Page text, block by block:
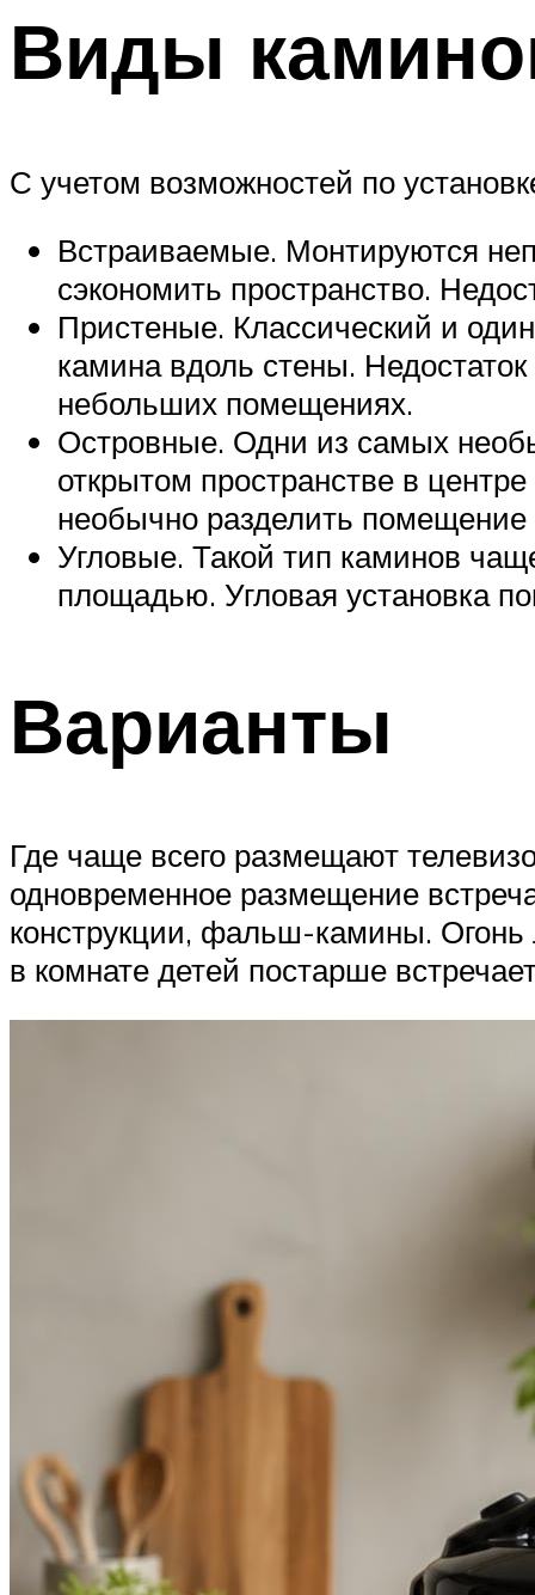
Виды
С учетом возможностей по
Встраиваемые. Монтируются
сэкономить пространство.
Пристеные. Классический и
камина вдоль стены.
небольших помещениях.
Островные. Одни из самых
открытом пространстве в
необычно разделить помещение
Угловые. Такой тип каминов
площадью. Угловая установка
Варианты
Где чаще всего размещают
одновременное размещение
конструкции, фальш-камины.
в комнате детей постарше